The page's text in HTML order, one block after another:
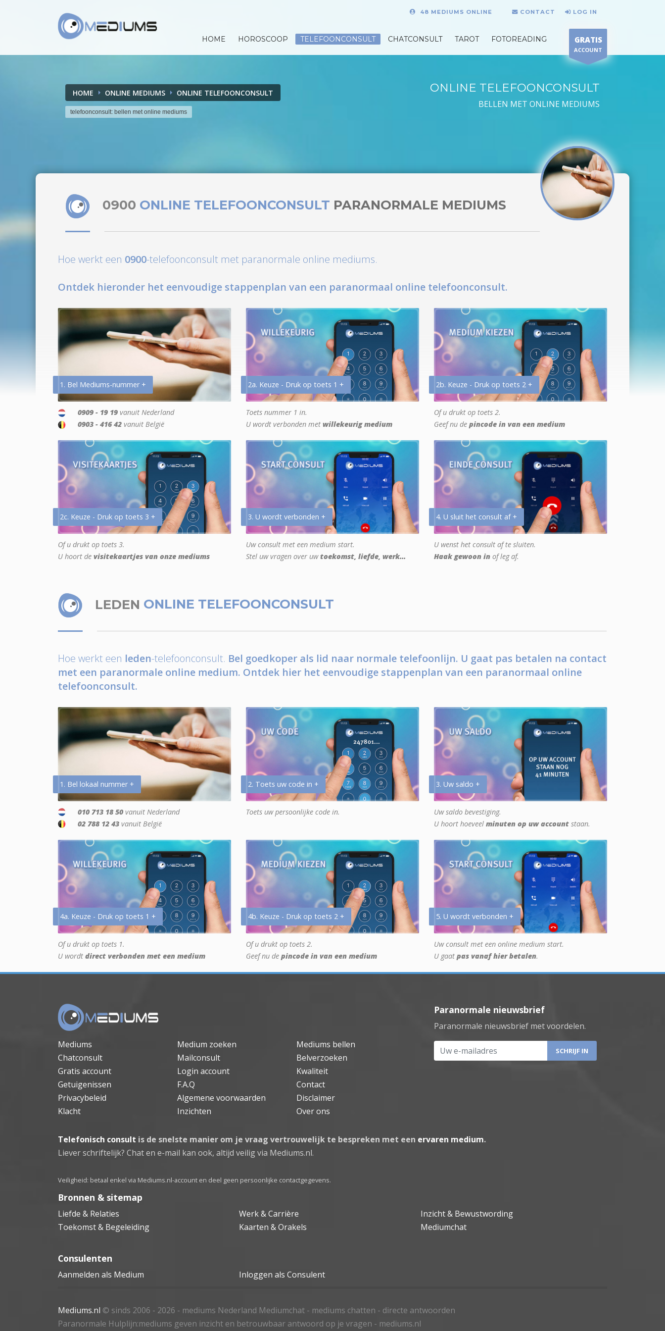
48 MEDIUMS ONLINE CONTACT LOG IN
HOME HOROSCOOP TELEFOONCONSULT CHATCONSULT TAROT FOTOREADING GRATIS
ACCOUNT
HOME ONLINE MEDIUMS ONLINE TELEFOONCONSULT
telefoonconsult: bellen met online mediums
ONLINE TELEFOONCONSULT
BELLEN MET ONLINE MEDIUMS
0900 ONLINE TELEFOONCONSULT PARANORMALE MEDIUMS
Hoe werkt een 0900-telefoonconsult met paranormale online mediums.
Ontdek hieronder het eenvoudige stappenplan van een paranormaal online telefoonconsult.
1. Bel Mediums-nummer +
0909 - 19 19 vanuit Nederland
0903 - 416 42 vanuit België
2a. Keuze - Druk op toets 1 +
Toets nummer 1 in.
U wordt verbonden met willekeurig medium
2b. Keuze - Druk op toets 2 +
Of u drukt op toets 2.
Geef nu de pincode in van een medium
2c. Keuze - Druk op toets 3 +
Of u drukt op toets 3.
U hoort de visitekaartjes van onze mediums
3. U wordt verbonden +
Uw consult met een medium start.
Stel uw vragen over uwtoekomst, liefde, werk...
4. U sluit het consult af +
U wenst het consult af te sluiten.
Haak gewoon in of leg af.
LEDEN ONLINE TELEFOONCONSULT
Hoe werkt een leden-telefoonconsult. Bel goedkoper als lid naar normale telefoonlijn. U gaat pas betalen na contact
met een paranormale online medium. Ontdek hier het eenvoudige stappenplan van een paranormaal online
telefoonconsult.
1. Bel lokaal nummer +
010 713 18 50 vanuit Nederland
02 788 12 43 vanuit België
2. Toets uw code in +
Toets uw persoonlijke code in.
3. Uw saldo +
Uw saldo bevestiging.
U hoort hoeveel minuten op uw account staan.
4a. Keuze - Druk op toets 1 +
Of u drukt op toets 1.
U wordt direct verbonden met een medium
4b. Keuze - Druk op toets 2 +
Of u drukt op toets 2.
Geef nu de pincode in van een medium
5. U wordt verbonden +
Uw consult met een online medium start.
U gaat pas vanaf hier betalen.
Mediums Medium zoeken
Mediums bellen
Chatconsult
Mailconsult
Belverzoeken
Gratis account
Login account
Kwaliteit
Getuigenissen
F.A.Q
Contact
Privacybeleid
Algemene voorwaarden
Disclaimer
Klacht
Inzichten Over ons
Paranormale nieuwsbrief
Paranormale nieuwsbrief met voordelen.
Uw e-mailadres
Telefonisch consult is de snelste manier om je vraag vertrouwelijk te bespreken met een ervaren medium.
Liever schriftelijk? Chat en e-mail kan ook, altijd veilig via Mediums.nl.
Veiligheid: betaal enkel via Mediums.nl-account en deel geen persoonlijke contactgegevens.
Bronnen & sitemap
Liefde & Relaties Werk & Carrière
Inzicht & Bewustwording
Toekomst & Begeleiding
Kaarten & Orakels Mediumchat
Consulenten
Aanmelden als Medium Inloggen als Consulent
Mediums.nl © sinds 2006 - 2026 - mediums Nederland Mediumchat - mediums chatten - directe antwoorden
Paranormale Hulplijn:mediums geven inzicht en betrouwbaar antwoord op je vragen - mediums.nl